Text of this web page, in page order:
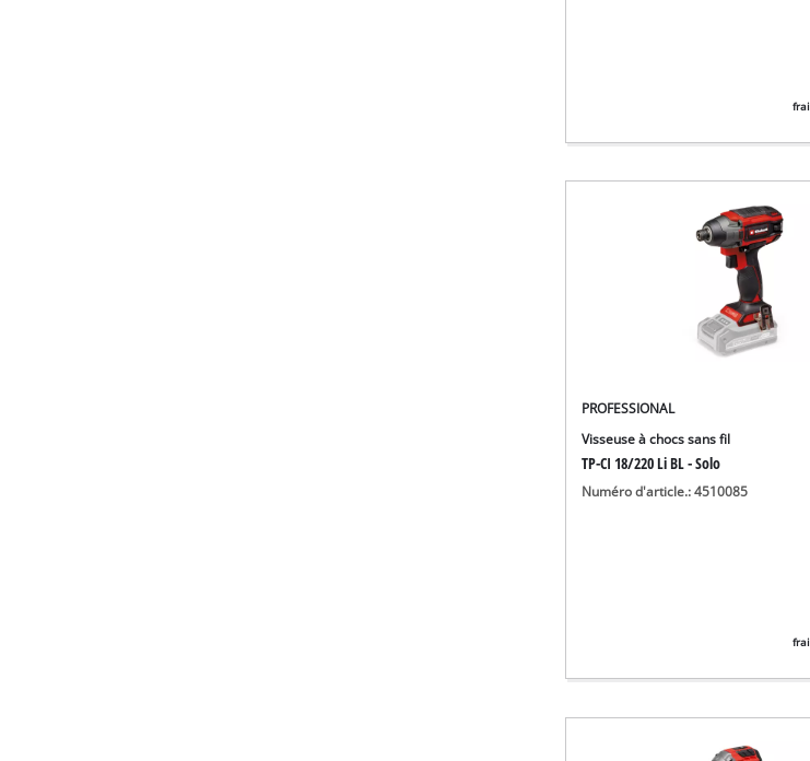
PROFESSIONAL
Visseuse à chocs sans fil
TP-CI 18/220 Li BL - Solo
Numéro d'article.: 4510085